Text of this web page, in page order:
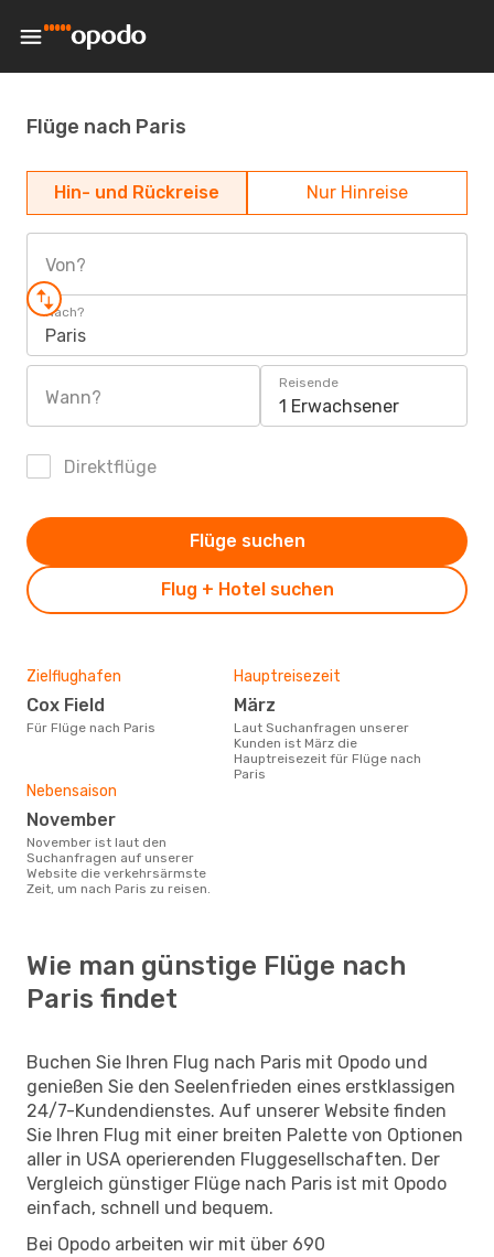
Flüge nach Paris
Hin- und Rückreise Nur Hinreise
Von?
Nach?
Paris
Wann?
Reisende
1 Erwachsener
Direktflüge
Flug + Hotel suchen
Flüge suchen
Zielflughafen
Cox Field
Für Flüge nach Paris
Hauptreisezeit
März
Laut Suchanfragen unserer
Kunden ist März die
Hauptreisezeit für Flüge nach
Paris
Nebensaison
November
November ist laut den
Suchanfragen auf unserer
Website die verkehrsärmste
Zeit, um nach Paris zu reisen.
Wie man günstige Flüge nach
Paris findet
Buchen Sie Ihren Flug nach Paris mit Opodo und
genießen Sie den Seelenfrieden eines erstklassigen
24/7-Kundendienstes. Auf unserer Website finden
Sie Ihren Flug mit einer breiten Palette von Optionen
aller in USA operierenden Fluggesellschaften. Der
Vergleich günstiger Flüge nach Paris ist mit Opodo
einfach, schnell und bequem.
Bei Opodo arbeiten wir mit über 690